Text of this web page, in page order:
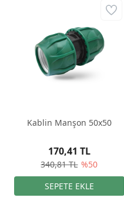
Kablin Manşon 50x50
340,81 TL %50
170,41 TL